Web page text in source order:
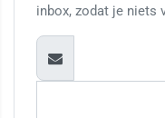
inbox, zodat je niets